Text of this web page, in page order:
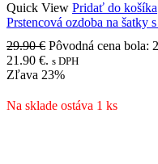
Quick View Pridať do košíka
Prstencová ozdoba na šatky
29.90€ Pôvodná cena bola:
21.90 €. s DPH
Zľava 23%
Na sklade ostáva 1 ks